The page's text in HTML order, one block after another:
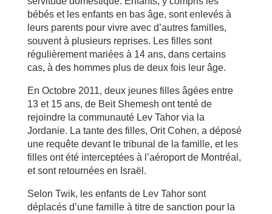
bébés et les enfants en bas âge, sont enlevés à
leurs parents pour vivre avec d’autres familles,
souvent à plusieurs reprises. Les filles sont
régulièrement mariées à 14 ans, dans certains
cas, à des hommes plus de deux fois leur âge.
En Octobre 2011, deux jeunes filles âgées entre
13 et 15 ans, de Beit Shemesh ont tenté de
rejoindre la communauté Lev Tahor via la
Jordanie. La tante des filles, Orit Cohen, a déposé
une requête devant le tribunal de la famille, et les
filles ont été interceptées à l’aéroport de Montréal,
et sont retournées en Israël.
Selon Twik, les enfants de Lev Tahor sont
déplacés d’une famille à titre de sanction pour la